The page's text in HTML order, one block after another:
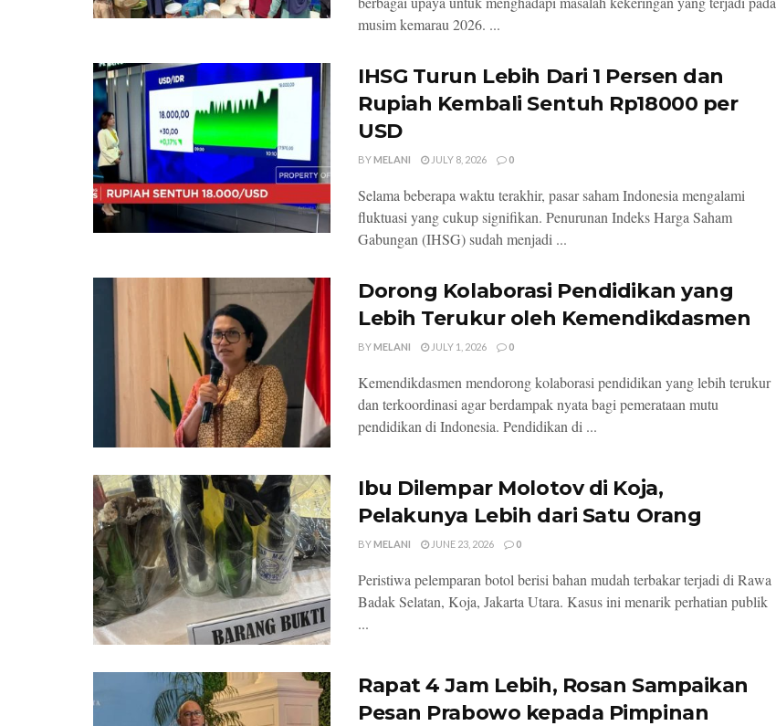
musim kemarau 2026. ...
IHSG Turun Lebih Dari 1 Persen dan
Rupiah Kembali Sentuh Rp18000 per
USD
BYMELANI JULY 8, 2026 0
Selama beberapa waktu terakhir, pasar saham Indonesia mengalami
fluktuasi yang cukup signifikan. Penurunan Indeks Harga Saham
Gabungan (IHSG) sudah menjadi ...
Dorong Kolaborasi Pendidikan yang
Lebih Terukur oleh Kemendikdasmen
BYMELANI JULY 1, 2026 0
Kemendikdasmen mendorong kolaborasi pendidikan yang lebih terukur
dan terkoordinasi agar berdampak nyata bagi pemerataan mutu
pendidikan di Indonesia. Pendidikan di ...
Ibu Dilempar Molotov di Koja,
Pelakunya Lebih dari Satu Orang
BYMELANI JUNE 23, 2026 0
Peristiwa pelemparan botol berisi bahan mudah terbakar terjadi di Rawa
Badak Selatan, Koja, Jakarta Utara. Kasus ini menarik perhatian publik
...
Rapat 4 Jam Lebih, Rosan Sampaikan
Pesan Prabowo kepada Pimpinan